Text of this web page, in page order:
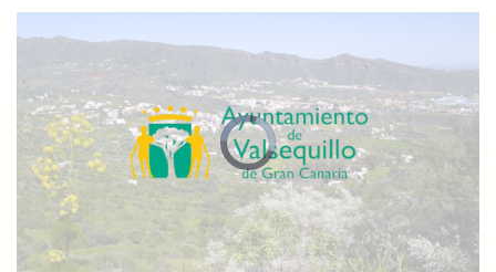
Video
Player
is
loading.